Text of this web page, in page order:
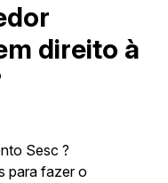
direito à
Sesc ?
para fazer o